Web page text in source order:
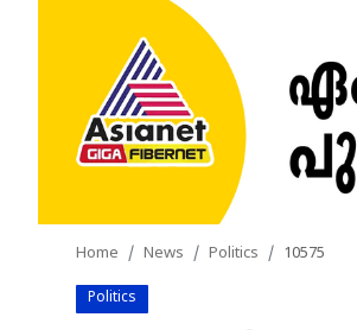
Business
Home News Politics 10575
Politics